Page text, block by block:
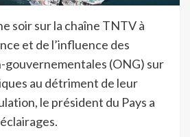
soir sur la chaîne TNTV à
et de l’influence des
gouvernementales (ONG) sur
au détriment de leur
le président du Pays a